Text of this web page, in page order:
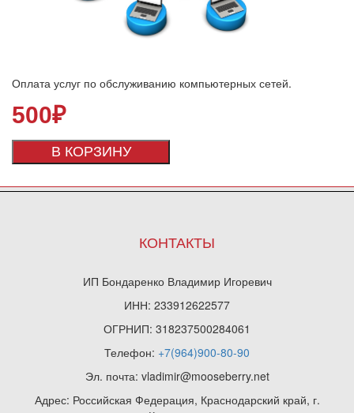
Оплата услуг по обслуживанию компьютерных сетей.
500₽
В КОРЗИНУ
КОНТАКТЫ
ИП Бондаренко Владимир Игоревич
ИНН: 233912622577
ОГРНИП: 318237500284061
Телефон: +7(964)900-80-90
Эл. почта: vladimir@mooseberry.net
Адрес: Российская Федерация, Краснодарский край, г.